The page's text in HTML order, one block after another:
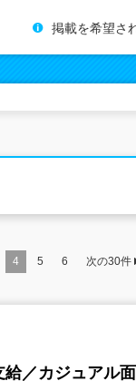
掲載を希望さ
4 5 6 次の30件
／カジュアル